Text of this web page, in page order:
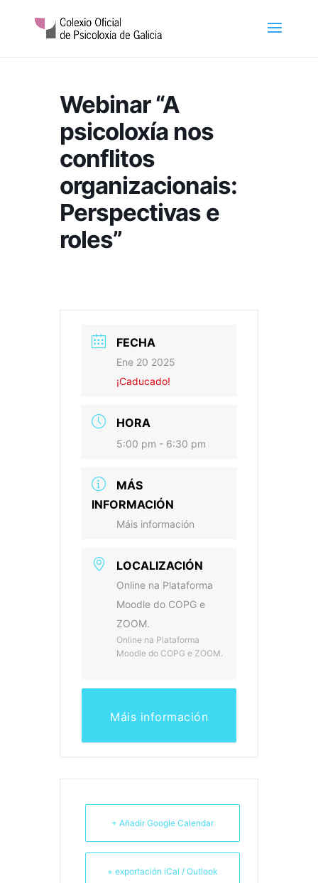
Webinar “A
psicoloxía nos
conflitos
organizacionais:
Perspectivas e
roles”
FECHA
Ene 20 2025
¡Caducado!
HORA
5:00 pm - 6:30 pm
MÁS
INFORMACIÓN
Máis información
LOCALIZACIÓN
Online na Plataforma
Moodle do COPG e
ZOOM.
Online na Plataforma
Moodle do COPG e ZOOM.
Máis información
+ Añadir Google Calendar
+ exportación iCal / Outlook